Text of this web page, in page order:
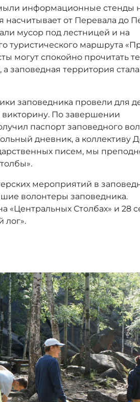
информационные стенды
насчитывает от Перевала до
мусор под лестницей и на
туристического маршрута
могут спокойно прочитать
заповедная территория
заповедника провели для
викторину. По завершении
паспорт заповедного
дневник, а коллективу
писем, мы
мероприятий в
волонтеры заповедника.
«Центральных Столбах» и 28
лог».